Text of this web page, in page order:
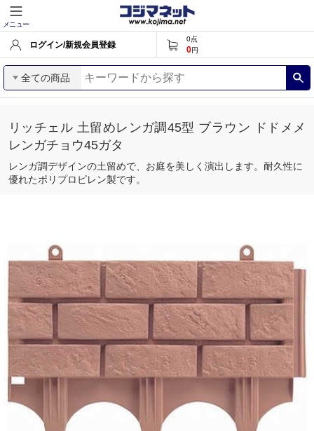
メニュー
ログイン/新規会員登録
0点
0円
全ての商品
リッチェル 土留めレンガ調45型 ブラウン ドドメメ
レンガチョウ45ガタ
レンガ調デザインの土留めで、お庭を美しく演出します。耐久性に
優れたポリプロピレン製です。